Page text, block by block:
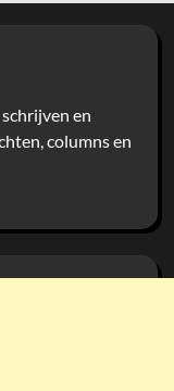
en
columns en